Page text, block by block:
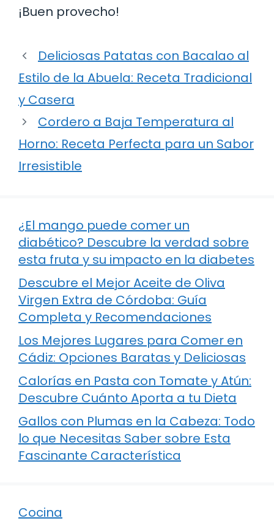
¡Buen provecho!
Deliciosas Patatas con Bacalao al
Estilo de la Abuela: Receta Tradicional
y Casera
Cordero a Baja Temperatura al
Horno: Receta Perfecta para un Sabor
Irresistible
¿El mango puede comer un
diabético? Descubre la verdad sobre
esta fruta y su impacto en la diabetes
Descubre el Mejor Aceite de Oliva
Virgen Extra de Córdoba: Guía
Completa y Recomendaciones
Los Mejores Lugares para Comer en
Cádiz: Opciones Baratas y Deliciosas
Calorías en Pasta con Tomate y Atún:
Descubre Cuánto Aporta a tu Dieta
Gallos con Plumas en la Cabeza: Todo
lo que Necesitas Saber sobre Esta
Fascinante Característica
Cocina